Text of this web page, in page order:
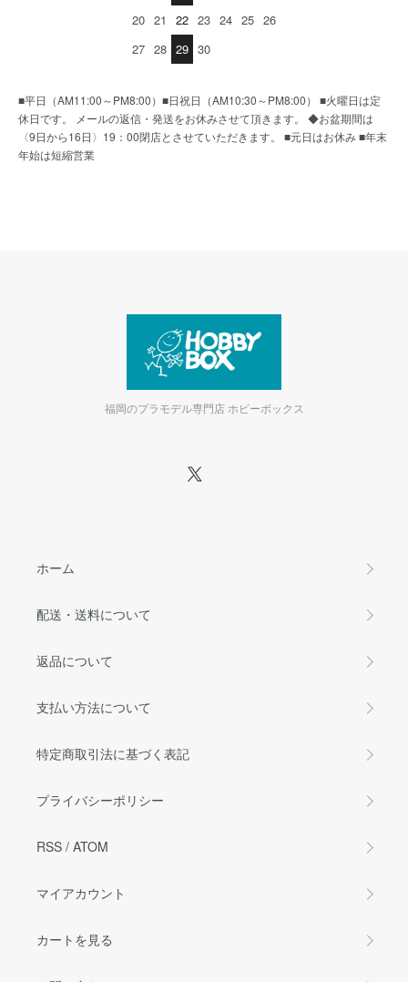
20 21 22 23 24 25 26
27 28 29 30
■平日（AM11:00～PM8:00）■日祝日（AM10:30～PM8:00） ■火曜日は定
休日です。 メールの返信・発送をお休みさせて頂きます。 ◆お盆期間は
〈9日から16日〉19：00閉店とさせていただきます。 ■元日はお休み ■年末
年始は短縮営業
福岡のプラモデル専門店 ホビーボックス
ホーム
配送・送料について
返品について
支払い方法について
特定商取引法に基づく表記
プライバシーポリシー
RSS / ATOM
マイアカウント
カートを見る